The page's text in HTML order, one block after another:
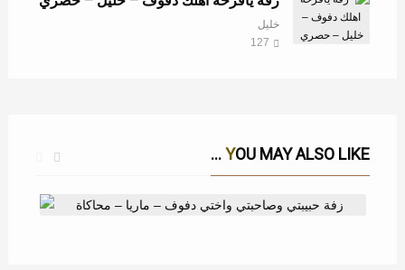
خليل
127
YOU MAY ALSO LIKE ...
زفة حبيبتي وصاحبتي واختي دفوف – ماريا – محاكاة